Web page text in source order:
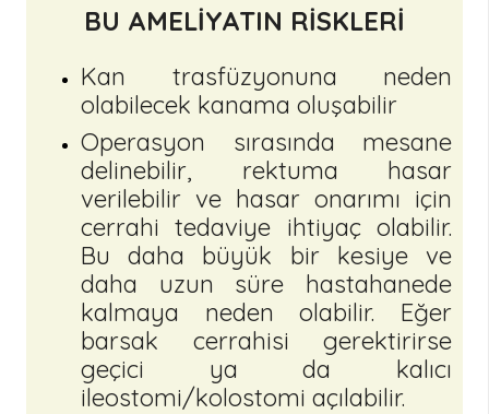
BU AMELİYATIN RİSKLERİ
Kan trasfüzyonuna neden
olabilecek kanama oluşabilir
Operasyon sırasında mesane
delinebilir, rektuma hasar
verilebilir ve hasar onarımı için
cerrahi tedaviye ihtiyaç olabilir.
Bu daha büyük bir kesiye ve
daha uzun süre hastahanede
kalmaya neden olabilir. Eğer
barsak cerrahisi gerektirirse
geçici ya da kalıcı
ileostomi/kolostomi açılabilir.